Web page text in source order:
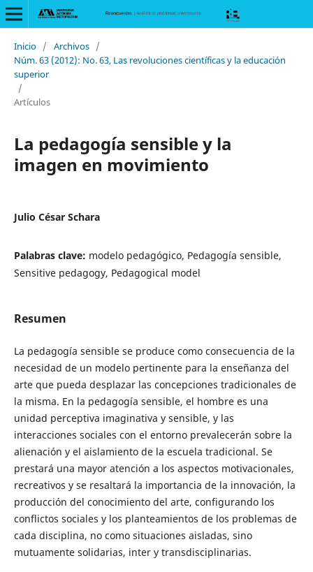
Inicio / Archivos /
Núm. 63 (2012): No. 63, Las revoluciones científicas y la educación
superior
/
Artículos
La pedagogía sensible y la
imagen en movimiento
Julio César Schara
Palabras clave: modelo pedagógico, Pedagogía sensible,
Sensitive pedagogy, Pedagogical model
Resumen
La pedagogía sensible se produce como consecuencia de la
necesidad de un modelo pertinente para la enseñanza del
arte que pueda desplazar las concepciones tradicionales de
la misma. En la pedagogía sensible, el hombre es una
unidad perceptiva imaginativa y sensible, y las
interacciones sociales con el entorno prevalecerán sobre la
alienación y el aislamiento de la escuela tradicional. Se
prestará una mayor atención a los aspectos motivacionales,
recreativos y se resaltará la importancia de la innovación, la
producción del conocimiento del arte, configurando los
conflictos sociales y los planteamientos de los problemas de
cada disciplina, no como situaciones aisladas, sino
mutuamente solidarias, inter y transdisciplinarias.